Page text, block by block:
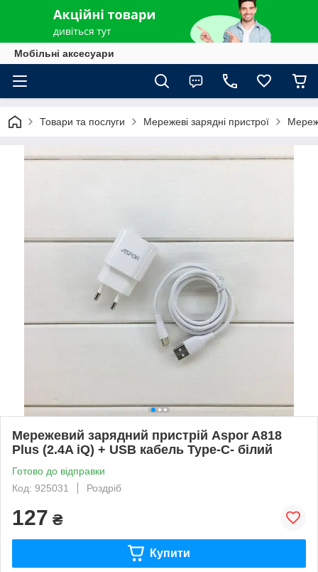
Мобільні аксесуари
Товари та послуги Мережеві зарядні пристрої
Мережевий зарядний пристрій Aspor A818
Plus (2.4A iQ) + USB кабель Type-C- білий
Готово до відправки
Код: 925031
Роздріб
127 ₴
Купити